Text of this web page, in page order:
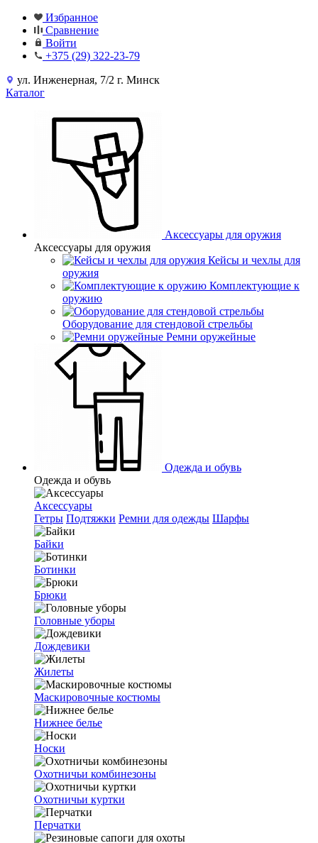
Избранное
Сравнение
Войти
+375 (29) 322-23-79
ул. Инженерная, 7/2 г. Минск
Каталог
Аксессуары для оружия
Аксессуары для оружия
Кейсы и чехлы для
оружия
Комплектующие к
оружию
Оборудование для стендовой стрельбы
Ремни оружейные
Одежда и обувь
Одежда и обувь
Аксессуары
Гетры Подтяжки Ремни для одежды Шарфы
Байки
Ботинки
Брюки
Головные уборы
Дождевики
Жилеты
Маскировочные костюмы
Нижнее белье
Носки
Охотничьи комбинезоны
Охотничьи куртки
Перчатки